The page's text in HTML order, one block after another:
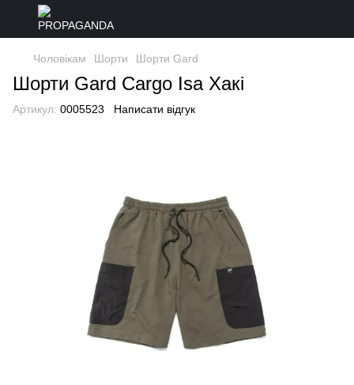
Чоловікам Шорти Шорти Gard
Шорти Gard Cargo Isa Хакі
Артикул: 0005523 Написати відгук